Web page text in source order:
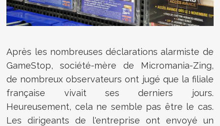
Après les nombreuses déclarations alarmiste de
GameStop, société-mère de Micromania-Zing,
de nombreux observateurs ont jugé que la filiale
française vivait ses derniers jours.
Heureusement, cela ne semble pas être le cas.
Les dirigeants de l'entreprise ont envoyé un